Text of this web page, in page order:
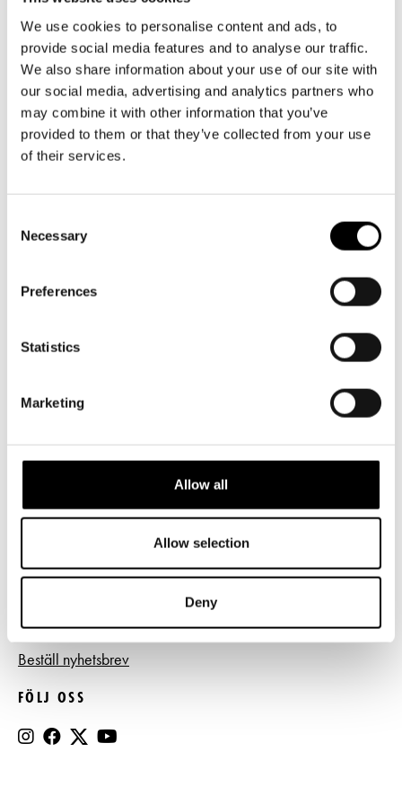
We use cookies to personalise content and ads, to
provide social media features and to analyse our traffic.
We also share information about your use of our site with
our social media, advertising and analytics partners who
may combine it with other information that you’ve
provided to them or that they’ve collected from your use
of their services.
Selection
Necessary
Preferences
Statistics
Marketing
Allow all
Allow selection
Deny
Presentkort
Frågor & svar
Platskarta
Företag
Guidning
Teaterns verksamhet
Ensemble
Historia
Nyhetsbrev
LOGGA IN
09 616 211
info@svenskateatern.fi
BILJETTER
Köp biljetter
Kundtjänst per epost
Norra esplanaden 2
Frågor & svar
Tillgänglighet
Register- och dataskyddsbeskrivning
BESTÄLL NYHETSBREV
Beställ nyhetsbrev
FÖLJ OSS